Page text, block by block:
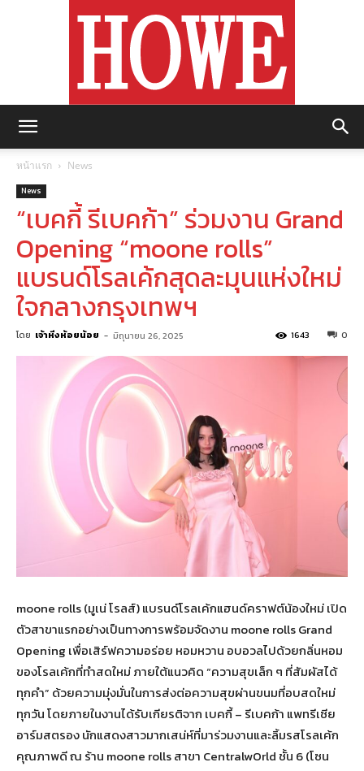
หน้าแรก News
News
“เบคกี้ รีเบคก้า” ร่วมงาน Grand
Opening “moone rolls”
แบรนด์โรลเค้กสุดละมุนแห่งใหม่
ใจกลางกรุงเทพฯ
โดย เจ้าหิ่งห้อยน้อย - มิถุนายน 26, 2025 0
1643
moone rolls (มูเน่ โรลส์) แบรนด์โรลเค้กแฮนด์คราฟต์น้องใหม่ เปิด
ตัวสาขาแรกอย่างเป็นทางการพร้อมจัดงาน moone rolls Grand
Opening เพื่อเสิร์ฟความอร่อย หอมหวาน อบอวลไปด้วยกลิ่นหอม
ของโรลเค้กที่ทำสดใหม่ ภายใต้แนวคิด “ความสุขเล็ก ๆ ที่สัมผัสได้
ทุกคำ” ด้วยความมุ่งมั่นในการส่งต่อความสุขผ่านขนมที่อบสดใหม่
ทุกวัน โดยภายในงานได้รับเกียรติจาก เบคกี้ – รีเบคก้า แพทรีเซีย
อาร์มสตรอง นักแสดงสาวมากเสน่ห์ที่มาร่วมงานและลิ้มรสโรลเค้ก
คุณภาพดี ณ ร้าน moone rolls สาขา CentralwOrld ชั้น 6 (โซน